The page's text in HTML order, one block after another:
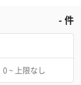
-件
0 ~ 上限なし